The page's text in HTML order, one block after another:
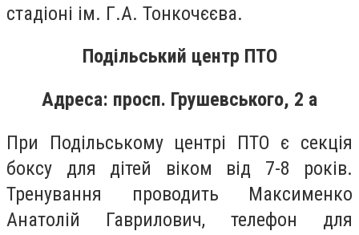
стадіоні ім. Г.А. Тонкочєєва.
Подільський центр ПТО
Адреса: просп. Грушевського, 2 а
При Подільському центрі ПТО є секція
боксу для дітей віком від 7-8 років.
Тренування проводить Максименко
Анатолій Гаврилович, телефон для